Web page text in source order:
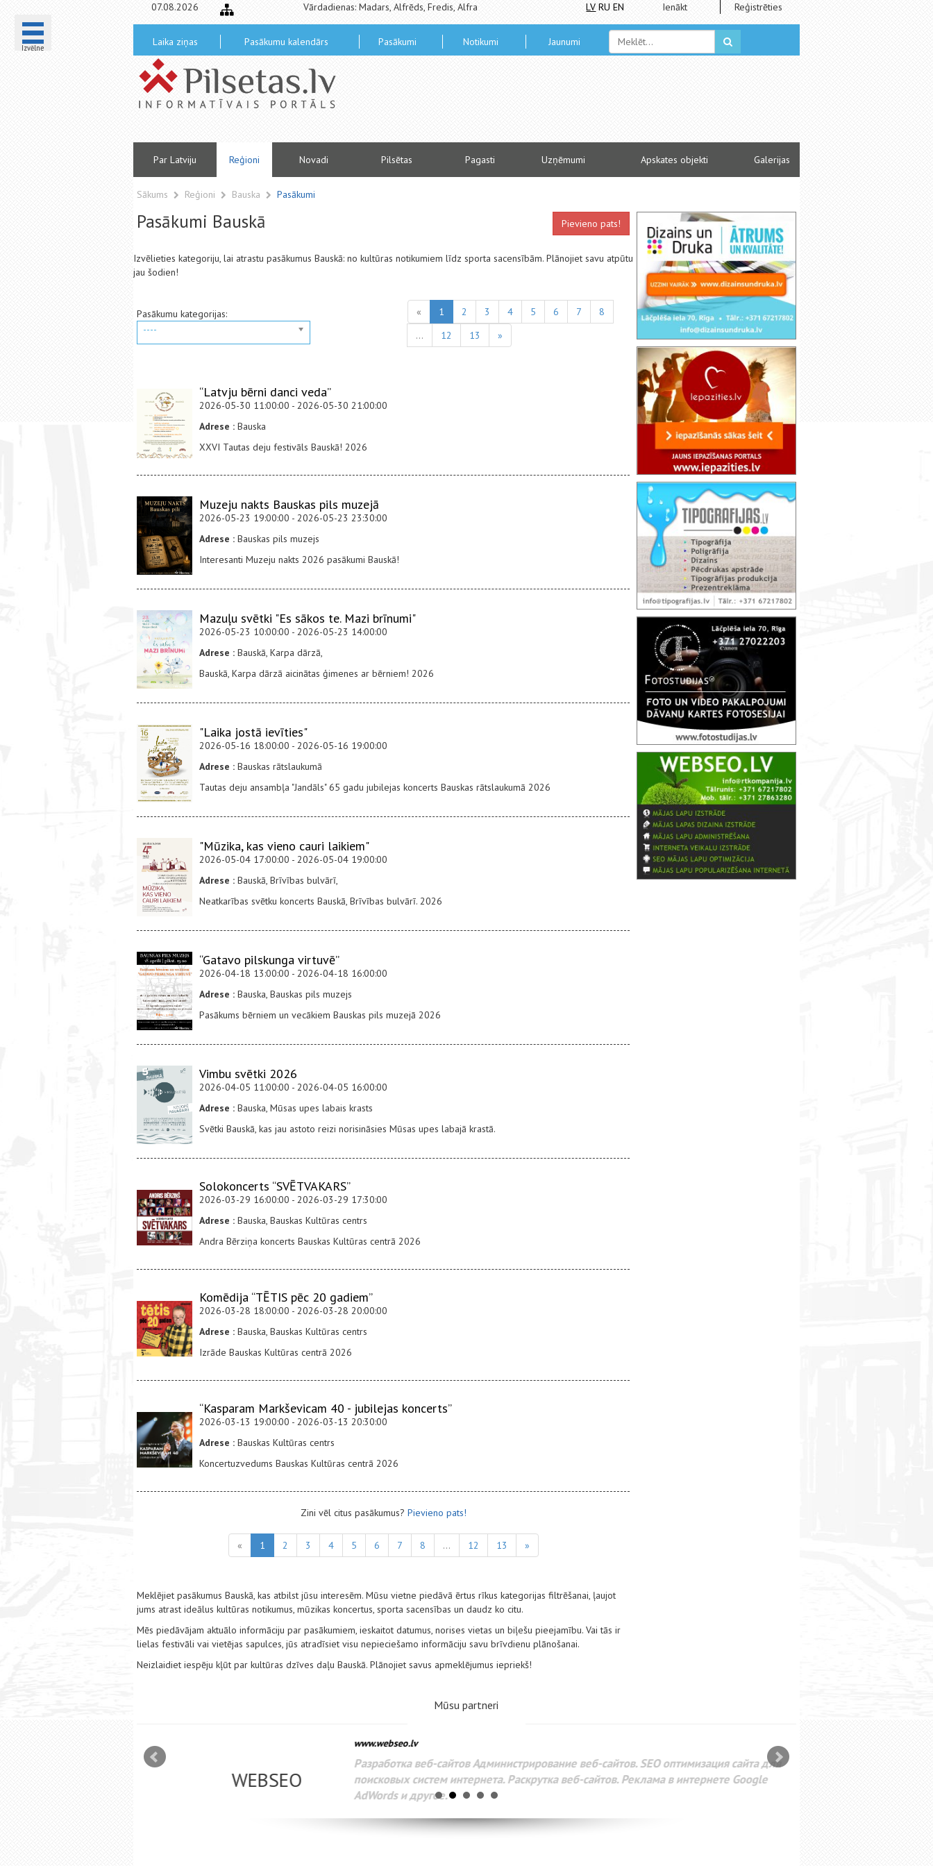
Izvēlne
07.08.2026 Vārdadienas: Madars, Alfrēds, Fredis, Alfra LV RU EN Ienākt Reģistrēties
Laika ziņas Pasākumu kalendārs Pasākumi Notikumi Jaunumi
Par Latviju Reģioni Novadi Pilsētas Pagasti Uzņēmumi Apskates objekti Galerijas
Sākums Reģioni Bauska Pasākumi
Pasākumi Bauskā Pievieno pats!
Izvēlieties kategoriju, lai atrastu pasākumus Bauskā: no kultūras notikumiem līdz sporta sacensībām. Plānojiet savu atpūtu
jau šodien!
Pasākumu kategorijas:
----
« 1 2 3 4 5 6 7
8
...
12 13 »
“Latvju bērni danci veda”
2026-05-30 11:00:00 - 2026-05-30 21:00:00
Adrese : Bauska
XXVI Tautas deju festivāls Bauskā! 2026
Muzeju nakts Bauskas pils muzejā
2026-05-23 19:00:00 - 2026-05-23 23:30:00
Adrese : Bauskas pils muzejs
Interesanti Muzeju nakts 2026 pasākumi Bauskā!
Mazuļu svētki "Es sākos te. Mazi brīnumi"
2026-05-23 10:00:00 - 2026-05-23 14:00:00
Adrese : Bauskā, Karpa dārzā,
Bauskā, Karpa dārzā aicinātas ģimenes ar bērniem! 2026
"Laika jostā ievīties"
2026-05-16 18:00:00 - 2026-05-16 19:00:00
Adrese : Bauskas rātslaukumā
Tautas deju ansambļa "Jandāls" 65 gadu jubilejas koncerts Bauskas rātslaukumā 2026
"Mūzika, kas vieno cauri laikiem"
2026-05-04 17:00:00 - 2026-05-04 19:00:00
Adrese : Bauskā, Brīvības bulvārī,
Neatkarības svētku koncerts Bauskā, Brīvības bulvārī. 2026
“Gatavo pilskunga virtuvē”
2026-04-18 13:00:00 - 2026-04-18 16:00:00
Adrese : Bauska, Bauskas pils muzejs
Pasākums bērniem un vecākiem Bauskas pils muzejā 2026
Vimbu svētki 2026
2026-04-05 11:00:00 - 2026-04-05 16:00:00
Adrese : Bauska, Mūsas upes labais krasts
Svētki Bauskā, kas jau astoto reizi norisināsies Mūsas upes labajā krastā.
Solokoncerts “SVĒTVAKARS”
2026-03-29 16:00:00 - 2026-03-29 17:30:00
Adrese : Bauska, Bauskas Kultūras centrs
Andra Bērziņa koncerts Bauskas Kultūras centrā 2026
Komēdija “TĒTIS pēc 20 gadiem”
2026-03-28 18:00:00 - 2026-03-28 20:00:00
Adrese : Bauska, Bauskas Kultūras centrs
Izrāde Bauskas Kultūras centrā 2026
“Kasparam Markševicam 40 - jubilejas koncerts”
2026-03-13 19:00:00 - 2026-03-13 20:30:00
Adrese : Bauskas Kultūras centrs
Koncertuzvedums Bauskas Kultūras centrā 2026
Zini vēl citus pasākumus? Pievieno pats!
« 1 2 3 4 5 6 7 8 ... 12 13 »
Meklējiet pasākumus Bauskā, kas atbilst jūsu interesēm. Mūsu vietne piedāvā ērtus rīkus kategorijas filtrēšanai, ļaujot
jums atrast ideālus kultūras notikumus, mūzikas koncertus, sporta sacensības un daudz ko citu.
Mēs piedāvājam aktuālo informāciju par pasākumiem, ieskaitot datumus, norises vietas un biļešu pieejamību. Vai tās ir
lielas festivāli vai vietējas sapulces, jūs atradīsiet visu nepieciešamo informāciju savu brīvdienu plānošanai.
Neizlaidiet iespēju kļūt par kultūras dzīves daļu Bauskā. Plānojiet savus apmeklējumus iepriekš!
Mūsu partneri
WEBSEO
www.webseo.lv
Разработка веб-сайтов Администрирование веб-сайтов. SEO оптимизация сайта для
поисковых систем интернета. Раскрутка веб-сайтов. Реклама в интернете Google
AdWords и другое.